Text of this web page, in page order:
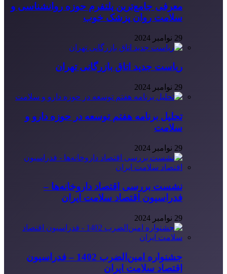
معرفی جامع‌ترین پلتفرم حوزه روانشناسی و
سلامت روان پزشک خوب
29 نوامبر 2024
ریاست جدید اتاق بازرگانی تهران
29 نوامبر 2024
تحلیل برنامه هفتم توسعه در حوزه دارو و
سلامت
29 نوامبر 2024
نشست بررسی اقتصاد داروخانه‌ها –
فدراسیون اقتصاد سلامت ایران
29 نوامبر 2024
جشنواره امین‌الضرب 1402 – فدراسیون
اقتصاد سلامت ایران